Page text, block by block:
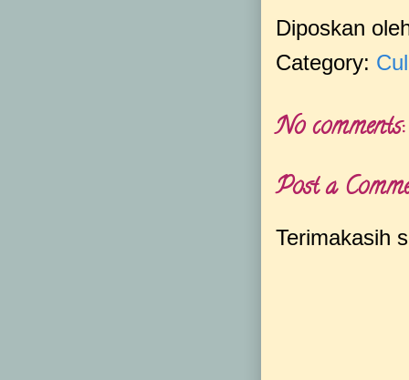
Diposkan
Category:
No comments:
Post a
Terimakasih